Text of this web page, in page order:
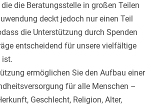
die Beratungsstelle in großen Teilen
deckt jedoch nur einen Teil
die Unterstützung durch Spenden
entscheidend für unsere vielfältige
ist.
ermöglichen Sie den Aufbau einer
für alle Menschen –
Geschlecht, Religion, Alter,